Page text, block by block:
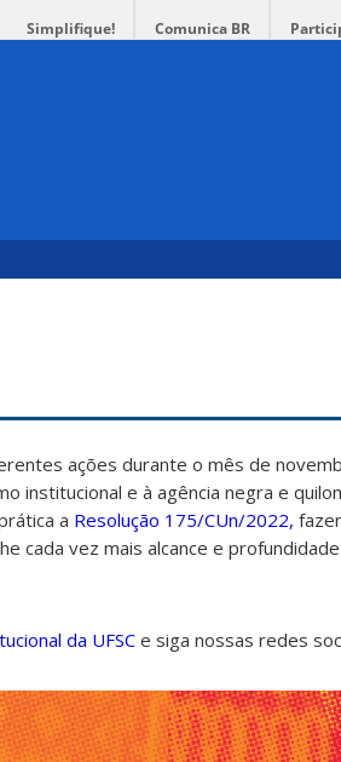
Simplifique! Comunica BR
ações durante o mês de
institucional e à agência negra e
a Resolução 175/CUn/2022,
cada vez mais alcance e
da UFSC e siga nossas redes